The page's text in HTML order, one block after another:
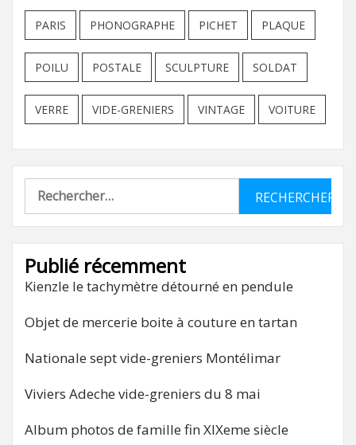
PARIS PHONOGRAPHE PICHET PLAQUE
POILU POSTALE SCULPTURE SOLDAT
VERRE VIDE-GRENIERS VINTAGE VOITURE
Rechercher :
Publié récemment
Kienzle le tachymètre détourné en pendule
Objet de mercerie boite à couture en tartan
Nationale sept vide-greniers Montélimar
Viviers Adeche vide-greniers du 8 mai
Album photos de famille fin XIXeme siècle